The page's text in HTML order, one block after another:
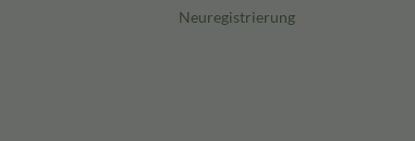
Neuregistrierung